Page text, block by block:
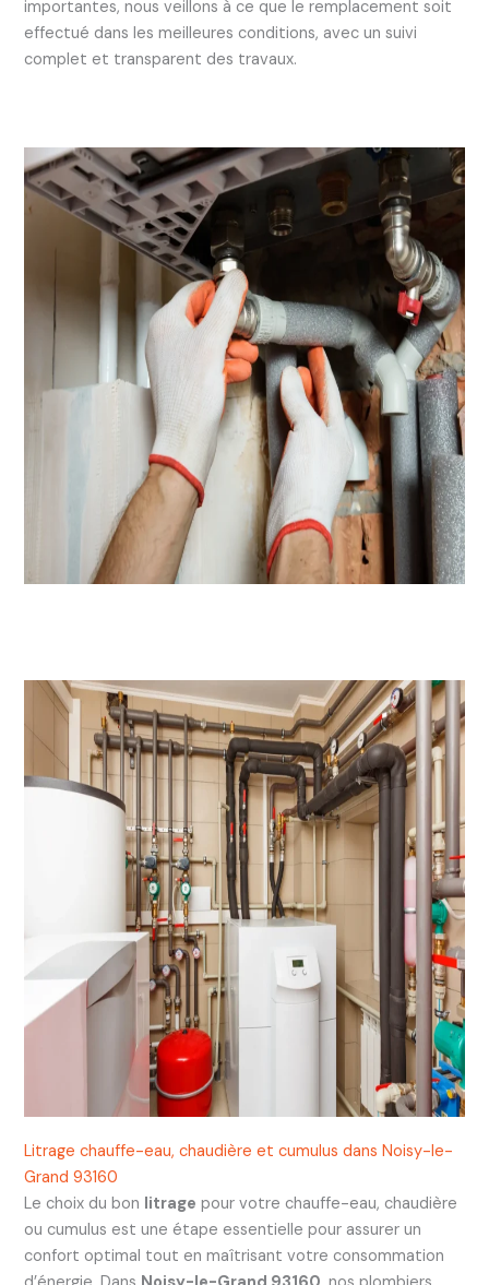
importantes, nous veillons à ce que le remplacement soit
effectué dans les meilleures conditions, avec un suivi
complet et transparent des travaux.
Litrage chauffe-eau, chaudière et cumulus dans Noisy-le-
Grand 93160
Le choix du bon litrage pour votre chauffe-eau, chaudière
ou cumulus est une étape essentielle pour assurer un
confort optimal tout en maîtrisant votre consommation